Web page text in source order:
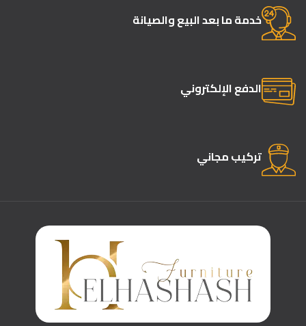
خدمة ما بعد البيع والصيانة
الدفع الإلكتروني
تركيب مجاني